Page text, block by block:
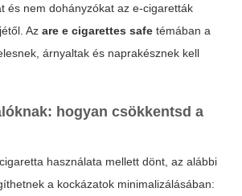
és nem dohányzókat az e-cigaretták
Az are e cigarettes safe témában a
árnyaltak és naprakésznek kell
hogyan csökkentsd a
használata mellett dönt, az alábbi
a kockázatok minimalizálásában: